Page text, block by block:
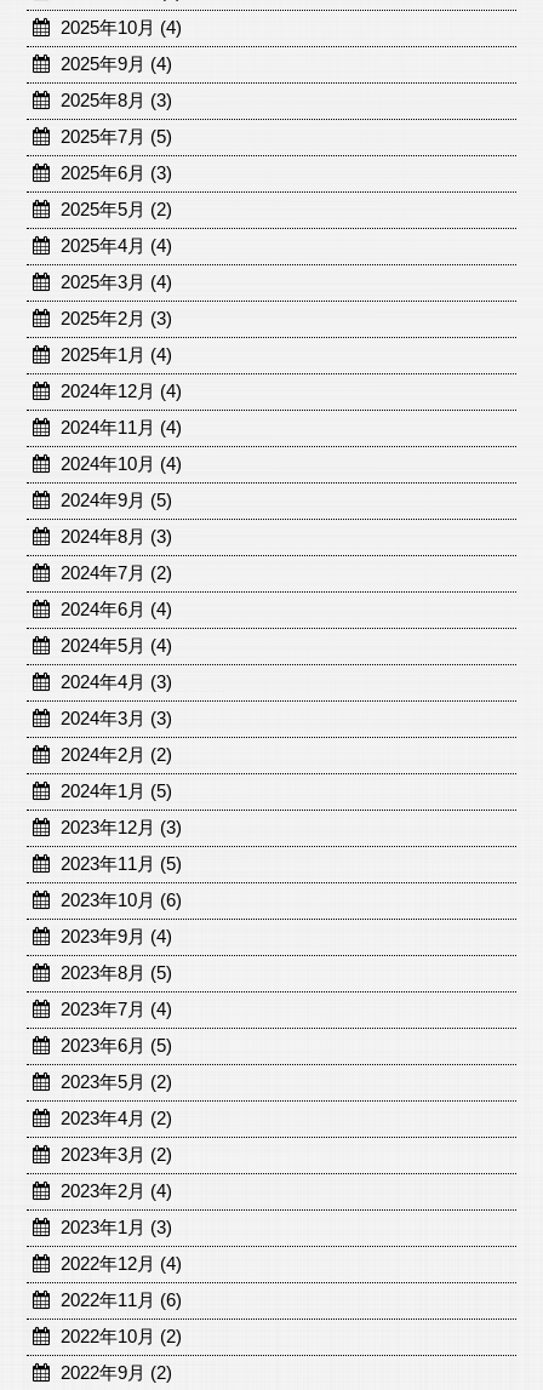
2025年10月 (4)
2025年9月 (4)
2025年8月 (3)
2025年7月 (5)
2025年6月 (3)
2025年5月 (2)
2025年4月 (4)
2025年3月 (4)
2025年2月 (3)
2025年1月 (4)
2024年12月 (4)
2024年11月 (4)
2024年10月 (4)
2024年9月 (5)
2024年8月 (3)
2024年7月 (2)
2024年6月 (4)
2024年5月 (4)
2024年4月 (3)
2024年3月 (3)
2024年2月 (2)
2024年1月 (5)
2023年12月 (3)
2023年11月 (5)
2023年10月 (6)
2023年9月 (4)
2023年8月 (5)
2023年7月 (4)
2023年6月 (5)
2023年5月 (2)
2023年4月 (2)
2023年3月 (2)
2023年2月 (4)
2023年1月 (3)
2022年12月 (4)
2022年11月 (6)
2022年10月 (2)
2022年9月 (2)